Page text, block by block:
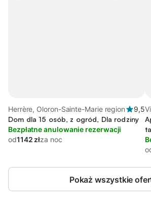
Herrère, Oloron-Sainte-Marie region
9,5
Dom dla 15 osób, z ogród, Dla rodziny
Bezpłatne anulowanie rezerwacji
od1142 złza noc
Pokaż wszystkie